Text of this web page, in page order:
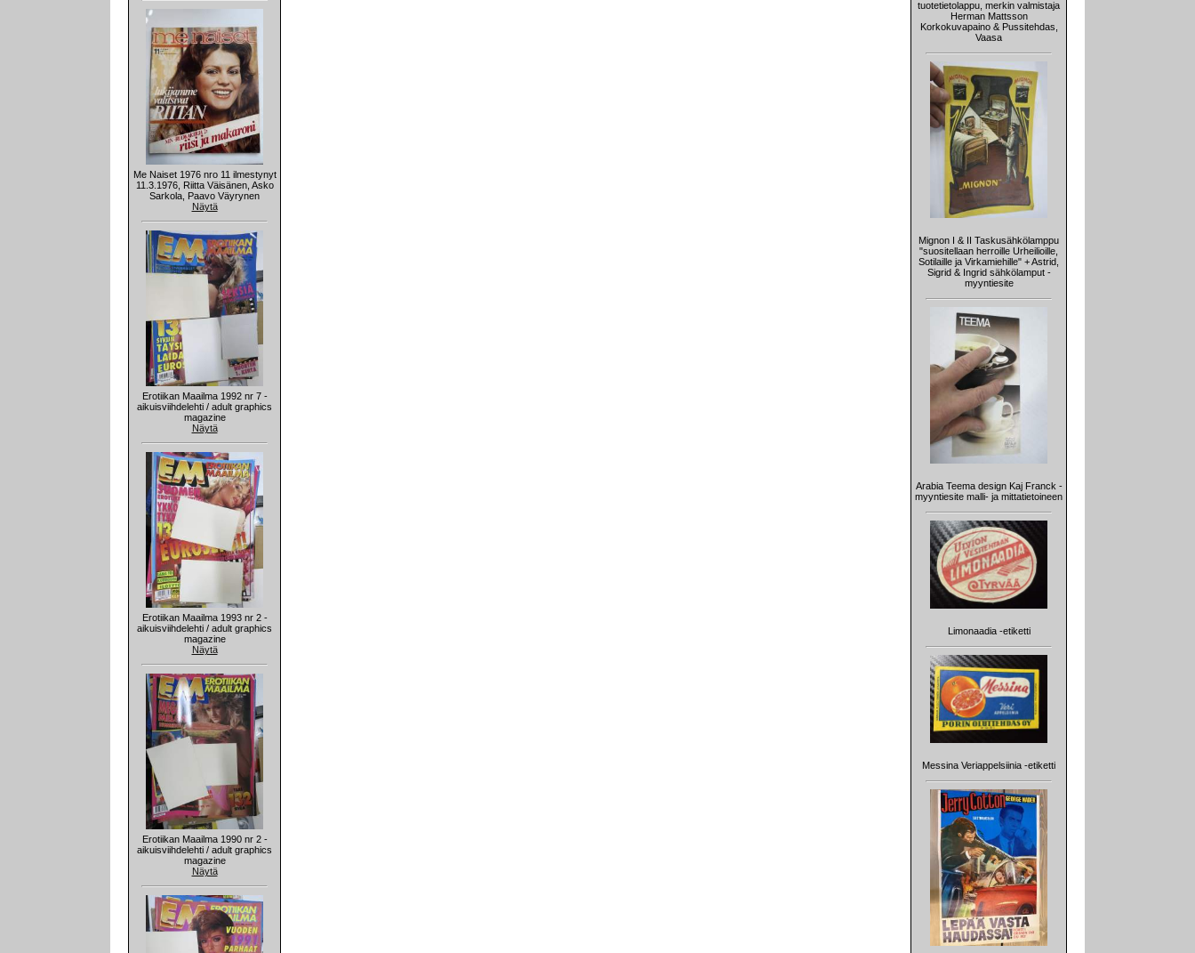
Me Naiset 1976 nro 11 ilmestynyt
11.3.1976, Riitta Väisänen, Asko
Sarkola, Paavo Väyrynen
Näytä
Erotiikan Maailma 1992 nr 7 -
aikuisviihdelehti / adult graphics
magazine
Näytä
Erotiikan Maailma 1993 nr 2 -
aikuisviihdelehti / adult graphics
magazine
Näytä
Erotiikan Maailma 1990 nr 2 -
aikuisviihdelehti / adult graphics
magazine
Näytä
tuotetietolappu, merkin valmistaja
Herman Mattsson
Korkokuvapaino & Pussitehdas,
Vaasa
Mignon I & II Taskusähkölamppu
"suositellaan herroille Urheilioille,
Sotilaille ja Virkamiehille" + Astrid,
Sigrid & Ingrid sähkölamput -
myyntiesite
Arabia Teema design Kaj Franck -
myyntiesite malli- ja mittatietoineen
Limonaadia -etiketti
Messina Veriappelsiinia -etiketti